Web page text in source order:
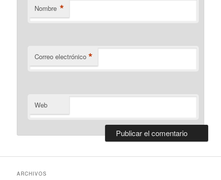
Nombre *
Correo electrónico *
Web
ARCHIVOS